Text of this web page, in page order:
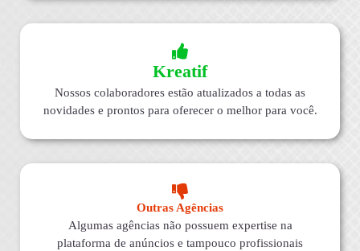
Kreatif
Nossos colaboradores estão atualizados a todas as
novidades e prontos para oferecer o melhor para você.
Outras Agências
Algumas agências não possuem expertise na
plataforma de anúncios e tampouco profissionais